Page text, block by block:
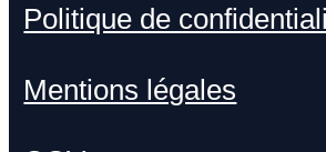
Politique de
Mentions légales